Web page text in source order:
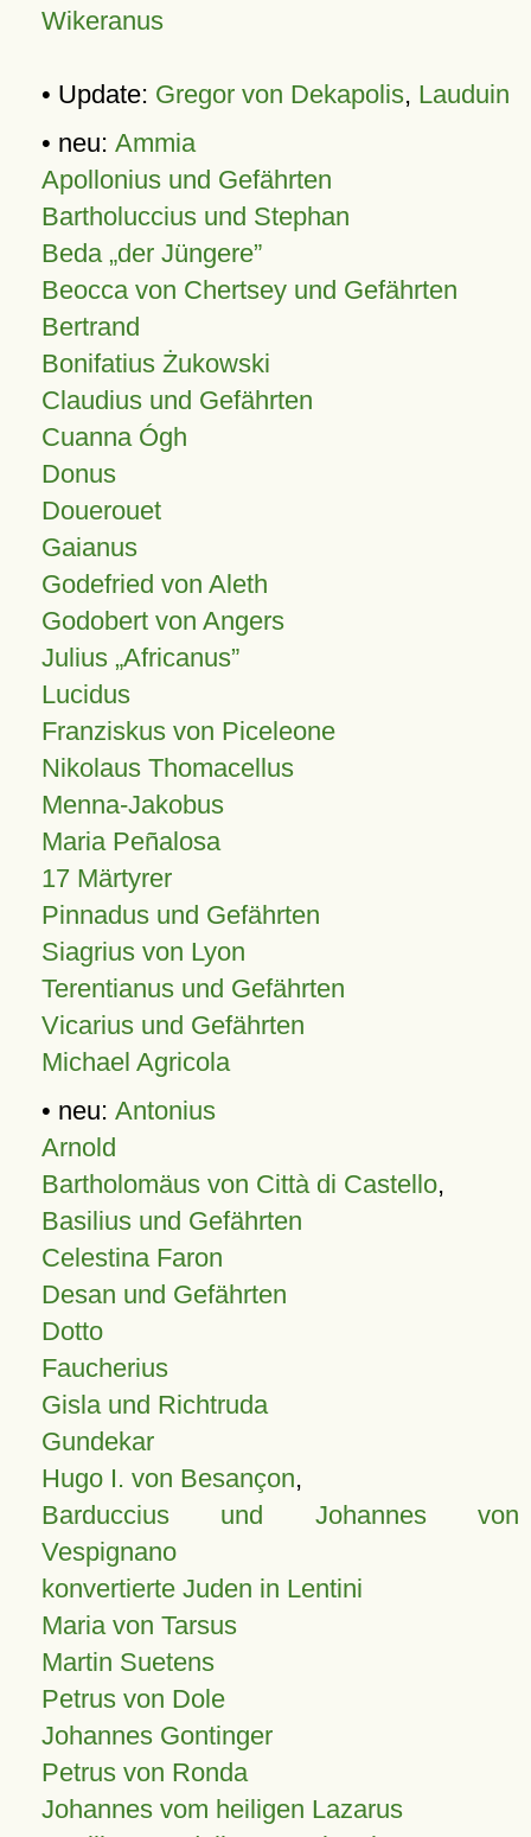
Wikeranus
• Update: Gregor von Dekapolis, Lauduin
• neu: Ammia
Apollonius und Gefährten
Bartholuccius und Stephan
Beda „der Jüngere”
Beocca von Chertsey und Gefährten
Bertrand
Bonifatius Żukowski
Claudius und Gefährten
Cuanna Ógh
Donus
Douerouet
Gaianus
Godefried von Aleth
Godobert von Angers
Julius Africanus
Lucidus
Franziskus von Piceleone
Nikolaus Thomacellus
Menna-Jakobus
Maria Peñalosa
17 Märtyrer
Pinnadus und Gefährten
Siagrius von Lyon
Terentianus und Gefährten
Vicarius und Gefährten
Michael Agricola
• neu: Antonius
Arnold
Bartholomäus von Città di Castello,
Basilius und Gefährten
Celestina Faron
Desan und Gefährten
Dotto
Faucherius
Gisla und Richtruda
Gundekar
Hugo I. von Besançon,
Barduccius und Johannes von
Vespignano
konvertierte Juden in Lentini
Maria von Tarsus
Martin Suetens
Petrus von Dole
Johannes Gontinger
Petrus von Ronda
Johannes vom heiligen Lazarus